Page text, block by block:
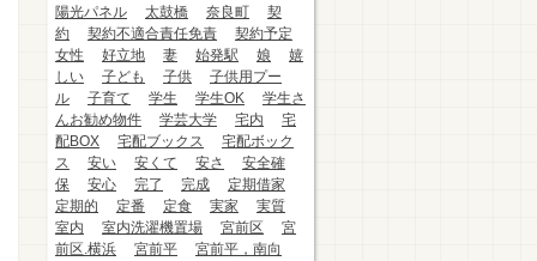
陽光パネル
太鼓橋 奈良町
契
約
契約不適合責任免責
契約予定
女性
好立地 妻 始発駅 娘
嬉
しい
子ども 子供
子供用プー
ル
子育て 学生 学生OK
学生さ
んお勧め物件
学芸大学 宅内
宅
配BOX
宅配ブックス
宅配ボック
ス
安い 安くて 安さ
安全確
保
安心 完了 完成
定期借家
定期的
定番 定食 実家
実質
室内
室内洗濯機置場 宮前区
宮
前区.横浜
宮前平
宮前平，南向